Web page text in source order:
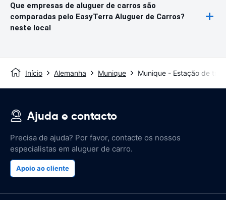
Que empresas de aluguer de carros são
comparadas pelo EasyTerra Aluguer de Carros?
neste local
Início Alemanha Munique Munique - Estação de
Ajuda e contacto
Precisa de ajuda? Por favor, contacte os nossos
especialistas em aluguer de carro.
Apoio ao cliente